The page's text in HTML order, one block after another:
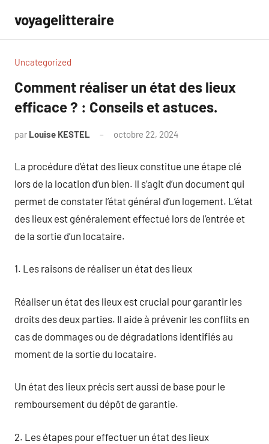
contenu
voyagelitteraire
Uncategorized
Comment réaliser un état des lieux
efficace ? : Conseils et astuces.
par Louise KESTEL octobre 22, 2024
La procédure d’état des lieux constitue une étape clé
lors de la location d’un bien. Il s’agit d’un document qui
permet de constater l’état général d’un logement. L’état
des lieux est généralement effectué lors de l’entrée et
de la sortie d’un locataire.
1. Les raisons de réaliser un état des lieux
Réaliser un état des lieux est crucial pour garantir les
droits des deux parties. Il aide à prévenir les conflits en
cas de dommages ou de dégradations identifiés au
moment de la sortie du locataire.
Un état des lieux précis sert aussi de base pour le
remboursement du dépôt de garantie.
2. Les étapes pour effectuer un état des lieux